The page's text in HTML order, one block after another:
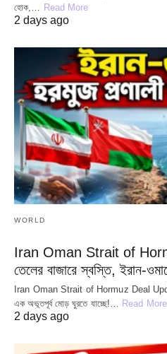
হোক,… Read More
2 days ago
WORLD
Iran Oman Strait of
তেলের বাজারে স্বস্তি, ইরান-
Iran Oman Strait of Hormuz Deal
এক অভূতপূর্ব মোড় ঘুরতে যাচ্ছে!…
Read More
2 days ago